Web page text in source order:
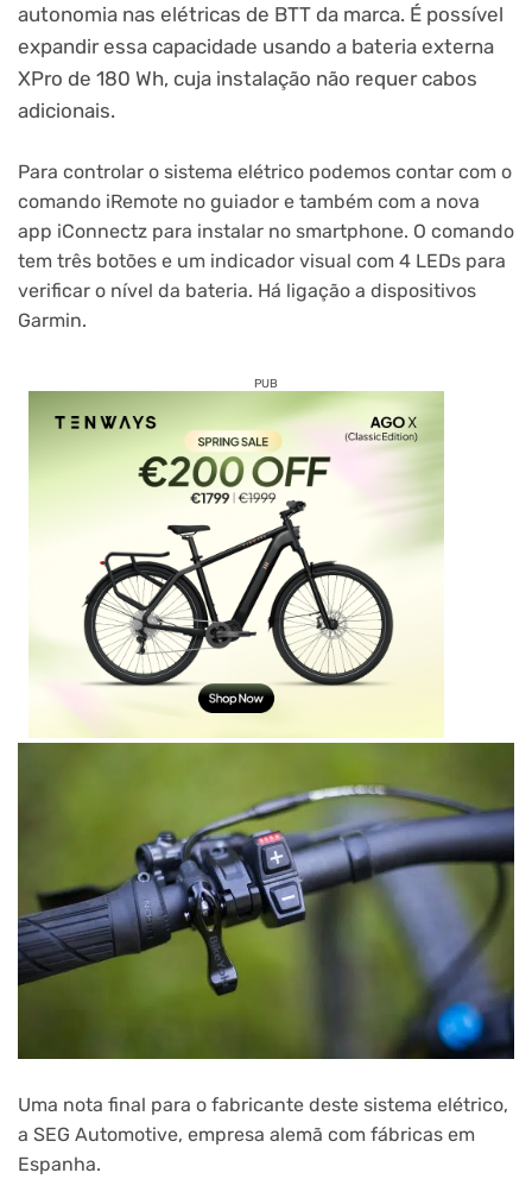
autonomia nas elétricas de BTT da marca. É possível
expandir essa capacidade usando a bateria externa
XPro de 180 Wh, cuja instalação não requer cabos
adicionais.
Para controlar o sistema elétrico podemos contar com o
comando iRemote no guiador e também com a nova
app iConnectz para instalar no smartphone. O comando
tem três botões e um indicador visual com 4 LEDs para
verificar o nível da bateria. Há ligação a dispositivos
Garmin.
PUB
Uma nota final para o fabricante deste sistema elétrico,
a SEG Automotive, empresa alemã com fábricas em
Espanha.